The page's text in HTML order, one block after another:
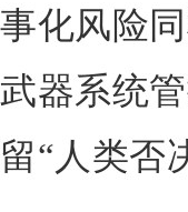
事化风险
武器系统
留“人类否